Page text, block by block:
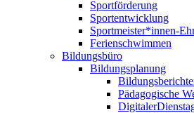
Sportförderung
Sportentwicklung
Sportmeister*innen-
Ferienschwimmen
Bildungsbüro
Bildungsplanung
Pädagogische